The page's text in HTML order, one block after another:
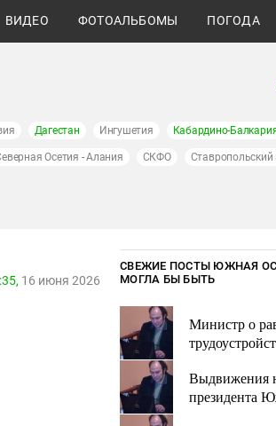
ВИДЕО ФОТОАЛЬБОМЫ ПОГОДА
Дагестан Ингушетия Кабардино-
Осетия - Алания СКФО Ставропольский
16 июня 2026
СВЕЖИЕ ПОСТЫ ЮЖНАЯ
МОГЛА БЫ БЫТЬ
Министр о
Выдвижения
президента